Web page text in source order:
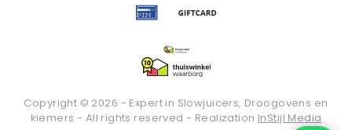
Copyright © 2026 - Expert in Slowjuicers, Droogovens en
kiemers - All rights reserved - Realization InStijl Media